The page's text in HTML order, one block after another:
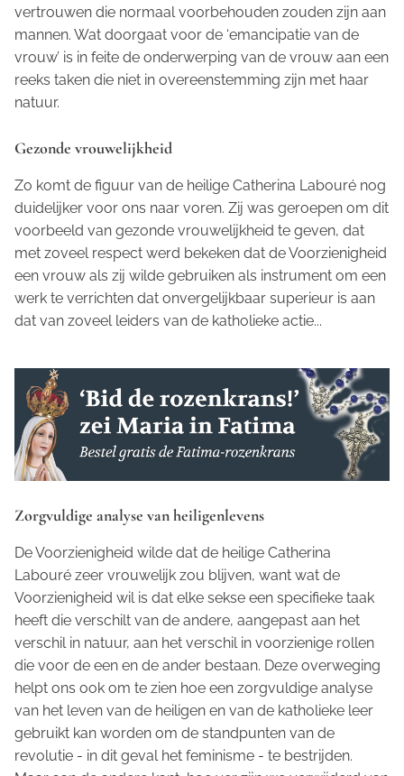
vertrouwen die normaal voorbehouden zouden zijn aan
mannen. Wat doorgaat voor de ‘emancipatie van de
vrouw’ is in feite de onderwerping van de vrouw aan een
reeks taken die niet in overeenstemming zijn met haar
natuur.
Gezonde vrouwelijkheid
Zo komt de figuur van de heilige Catherina Labouré nog
duidelijker voor ons naar voren. Zij was geroepen om dit
voorbeeld van gezonde vrouwelijkheid te geven, dat
met zoveel respect werd bekeken dat de Voorzienigheid
een vrouw als zij wilde gebruiken als instrument om een
werk te verrichten dat onvergelijkbaar superieur is aan
dat van zoveel leiders van de katholieke actie...
Zorgvuldige analyse van heiligenlevens
De Voorzienigheid wilde dat de heilige Catherina
Labouré zeer vrouwelijk zou blijven, want wat de
Voorzienigheid wil is dat elke sekse een specifieke taak
heeft die verschilt van de andere, aangepast aan het
verschil in natuur, aan het verschil in voorzienige rollen
die voor de een en de ander bestaan. Deze overweging
helpt ons ook om te zien hoe een zorgvuldige analyse
van het leven van de heiligen en van de katholieke leer
gebruikt kan worden om de standpunten van de
revolutie - in dit geval het feminisme - te bestrijden.